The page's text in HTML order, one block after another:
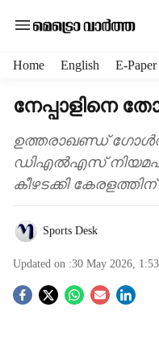
Home English E-Paper
നേപ്പാളിനെ
ഉത്തരാഖണ്ഡ് ഗോൾഡ്
ഡിഎൽഎസ്
കീഴടക്കി
Sports Desk
Updated on :30 May 2026,
S